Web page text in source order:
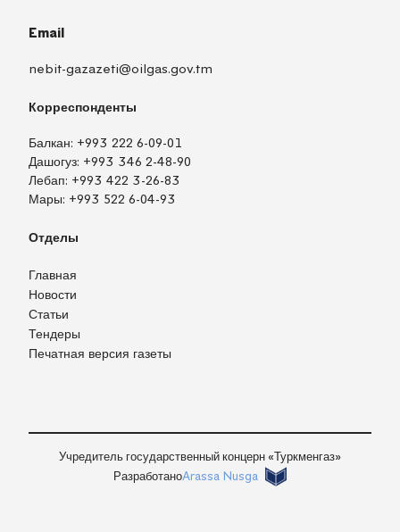
Email
nebit-gazazeti@oilgas.gov.tm
Корреспонденты
Балкан: +993 222 6-09-01
Дашогуз: +993 346 2-48-90
Лебап: +993 422 3-26-83
Мары: +993 522 6-04-93
Отделы
Главная
Новости
Статьи
Тендеры
Печатная версия газеты
Учредитель государственный концерн «Туркменгаз»
РазработаноArassa Nusga